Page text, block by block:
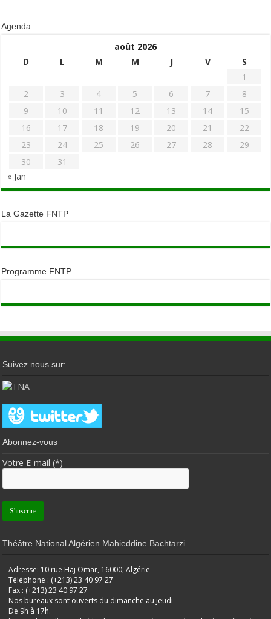
Agenda
août 2026
D
L M M J V
S
1
2
3 4 5 6 7
8
9
10 11 12 13 14
15
16
17 18 19 20 21
22
23
24 25 26 27 28
29
30
31
« Jan
La Gazette FNTP
Programme FNTP
Suivez nous sur:
Abonnez-vous
Votre E-mail (*)
Théâtre National Algérien Mahieddine Bachtarzi
Adresse: 10 rue Haj Omar, 16000, Algérie
Téléphone : (+213) 23 40 97 27
Fax : (+213) 23 40 97 27
Nos bureaux sont ouverts du dimanche au jeudi
De 9h à 17h.